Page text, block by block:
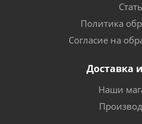
Политика
Согласие на
Доставка
Наши